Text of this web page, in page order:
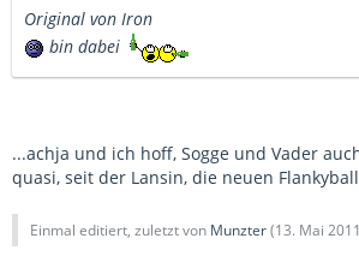
Original von Iron
bin dabei
...achja und ich hoff, Sogge und Vader
quasi, seit der Lansin, die neuen
Einmal editiert, zuletzt von Munzter(13. Mai 2011